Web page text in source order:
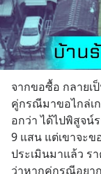
จากขอซื้อ กลายเ
คู่กรณีมาขอไกล่เ
อกว่า ได้ไปพิสูจ
9 แสน แต่เขาจะ
ประเมินมาแล้ว ร
ว่าหากคู่กรณีอยา